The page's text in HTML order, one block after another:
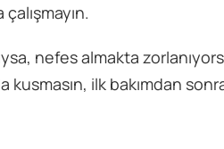
nefes almakta
kusmasın, ilk bakımdan